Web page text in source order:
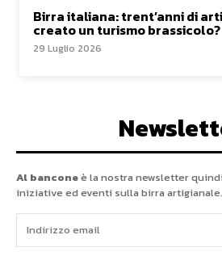
Birra italiana: trent’anni di
creato un turismo brassicolo?
29 Luglio 2026
Al banconeè la nostra newsletter
iniziative ed eventi sulla birra artigianale.